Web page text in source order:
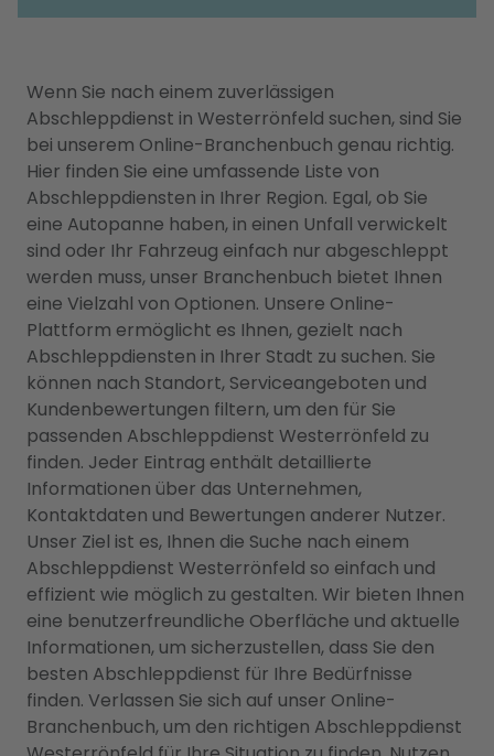
Wenn Sie nach einem zuverlässigen
Abschleppdienst in Westerrönfeld suchen, sind Sie
bei unserem Online-Branchenbuch genau richtig.
Hier finden Sie eine umfassende Liste von
Abschleppdiensten in Ihrer Region. Egal, ob Sie
eine Autopanne haben, in einen Unfall verwickelt
sind oder Ihr Fahrzeug einfach nur abgeschleppt
werden muss, unser Branchenbuch bietet Ihnen
eine Vielzahl von Optionen. Unsere Online-
Plattform ermöglicht es Ihnen, gezielt nach
Abschleppdiensten in Ihrer Stadt zu suchen. Sie
können nach Standort, Serviceangeboten und
Kundenbewertungen filtern, um den für Sie
passenden Abschleppdienst Westerrönfeld zu
finden. Jeder Eintrag enthält detaillierte
Informationen über das Unternehmen,
Kontaktdaten und Bewertungen anderer Nutzer.
Unser Ziel ist es, Ihnen die Suche nach einem
Abschleppdienst Westerrönfeld so einfach und
effizient wie möglich zu gestalten. Wir bieten Ihnen
eine benutzerfreundliche Oberfläche und aktuelle
Informationen, um sicherzustellen, dass Sie den
besten Abschleppdienst für Ihre Bedürfnisse
finden. Verlassen Sie sich auf unser Online-
Branchenbuch, um den richtigen Abschleppdienst